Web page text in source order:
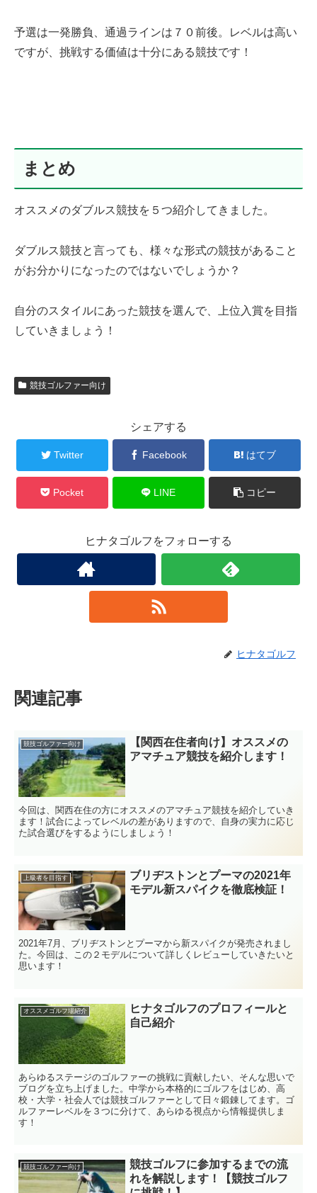
予選は一発勝負、通過ラインは７０前後。レベルは高い
ですが、挑戦する価値は十分にある競技です！
まとめ
オススメのダブルス競技を５つ紹介してきました。
ダブルス競技と言っても、様々な形式の競技があること
がお分かりになったのではないでしょうか？
自分のスタイルにあった競技を選んで、上位入賞を目指
していきましょう！
競技ゴルファー向け
シェアする
Twitter Facebook はてブ
Pocket LINE コピー
ヒナタゴルフをフォローする
ヒナタゴルフ
関連記事
競技ゴルファー向け
【関西在住者向け】オススメの
アマチュア競技を紹介します！
今回は、関西在住の方にオススメのアマチュア競技を紹介していき
ます！試合によってレベルの差がありますので、自身の実力に応じ
た試合選びをするようにしましょう！
上級者を目指す
ブリヂストンとプーマの2021年
モデル新スパイクを徹底検証！
2021年7月、ブリヂストンとプーマから新スパイクが発売されまし
た。今回は、この２モデルについて詳しくレビューしていきたいと
思います！
オススメゴルフ場紹介
ヒナタゴルフのプロフィールと
自己紹介
あらゆるステージのゴルファーの挑戦に貢献したい、そんな思いで
ブログを立ち上げました。中学から本格的にゴルフをはじめ、高
校・大学・社会人では競技ゴルファーとして日々鍛錬してます。ゴ
ルファーレベルを３つに分けて、あらゆる視点から情報提供しま
す！
競技ゴルファー向け
競技ゴルフに参加するまでの流
れを解説します！【競技ゴルフ